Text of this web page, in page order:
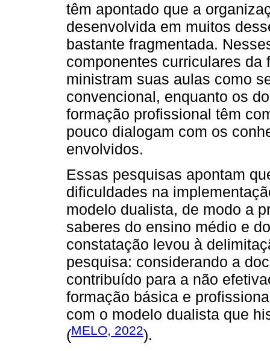
têm apontado que a
desenvolvida em muitos
bastante fragmentada.
componentes curriculares
ministram suas aulas como
convencional, enquanto os
formação profissional têm
pouco dialogam com os
envolvidos.
Essas pesquisas apontam
dificuldades na
modelo dualista, de modo a
saberes do ensino médio e
constatação levou à
pesquisa: considerando a
contribuído para a não
formação básica e
com o modelo dualista que
(MELO, 2022).